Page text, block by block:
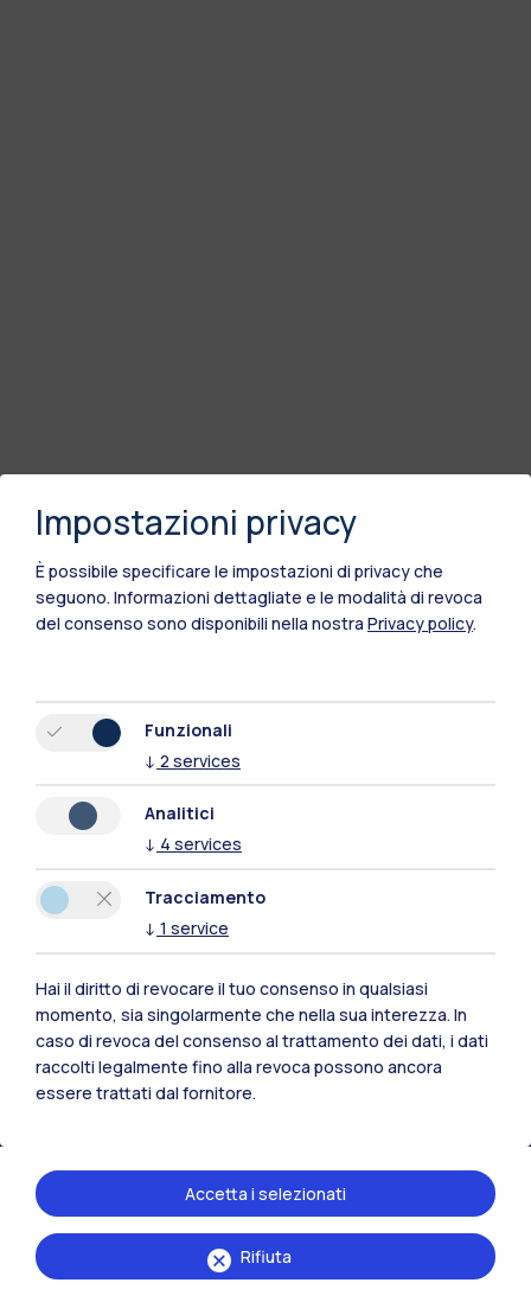
Polimi Community
Tutti i siti dell’ecosistema
Residenze Frontiere
Impostazioni privacy
È possibile specificare le impostazioni di privacy che
seguono. Informazioni dettagliate e le modalità di revoca
del consenso sono disponibili nella nostra Privacy policy.
Funzionali
↓ 2 services
Analitici
↓ 4 services
Tracciamento
↓ 1 service
Hai il diritto di revocare il tuo consenso in qualsiasi
momento, sia singolarmente che nella sua interezza. In
caso di revoca del consenso al trattamento dei dati, i dati
raccolti legalmente fino alla revoca possono ancora
essere trattati dal fornitore.
Rifiuta
Accetta i selezionati